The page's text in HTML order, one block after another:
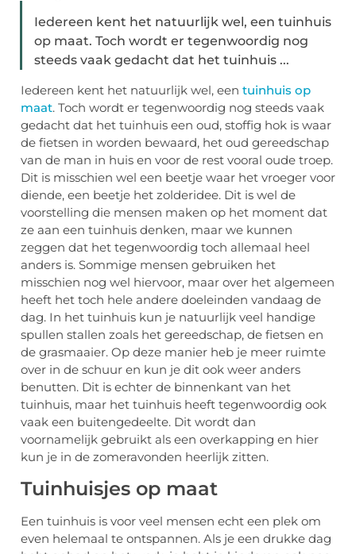
Iedereen kent het natuurlijk wel, een tuinhuis
op maat. Toch wordt er tegenwoordig nog
steeds vaak gedacht dat het tuinhuis ...
Iedereen kent het natuurlijk wel, een tuinhuis op
maat. Toch wordt er tegenwoordig nog steeds vaak
gedacht dat het tuinhuis een oud, stoffig hok is waar
de fietsen in worden bewaard, het oud gereedschap
van de man in huis en voor de rest vooral oude troep.
Dit is misschien wel een beetje waar het vroeger voor
diende, een beetje het zolderidee. Dit is wel de
voorstelling die mensen maken op het moment dat
ze aan een tuinhuis denken, maar we kunnen
zeggen dat het tegenwoordig toch allemaal heel
anders is. Sommige mensen gebruiken het
misschien nog wel hiervoor, maar over het algemeen
heeft het toch hele andere doeleinden vandaag de
dag. In het tuinhuis kun je natuurlijk veel handige
spullen stallen zoals het gereedschap, de fietsen en
de grasmaaier. Op deze manier heb je meer ruimte
over in de schuur en kun je dit ook weer anders
benutten. Dit is echter de binnenkant van het
tuinhuis, maar het tuinhuis heeft tegenwoordig ook
vaak een buitengedeelte. Dit wordt dan
voornamelijk gebruikt als een overkapping en hier
kun je in de zomeravonden heerlijk zitten.
Tuinhuisjes op maat
Een tuinhuis is voor veel mensen echt een plek om
even helemaal te ontspannen. Als je een drukke dag